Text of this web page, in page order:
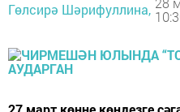
Гөлсирә Шәрифуллина,